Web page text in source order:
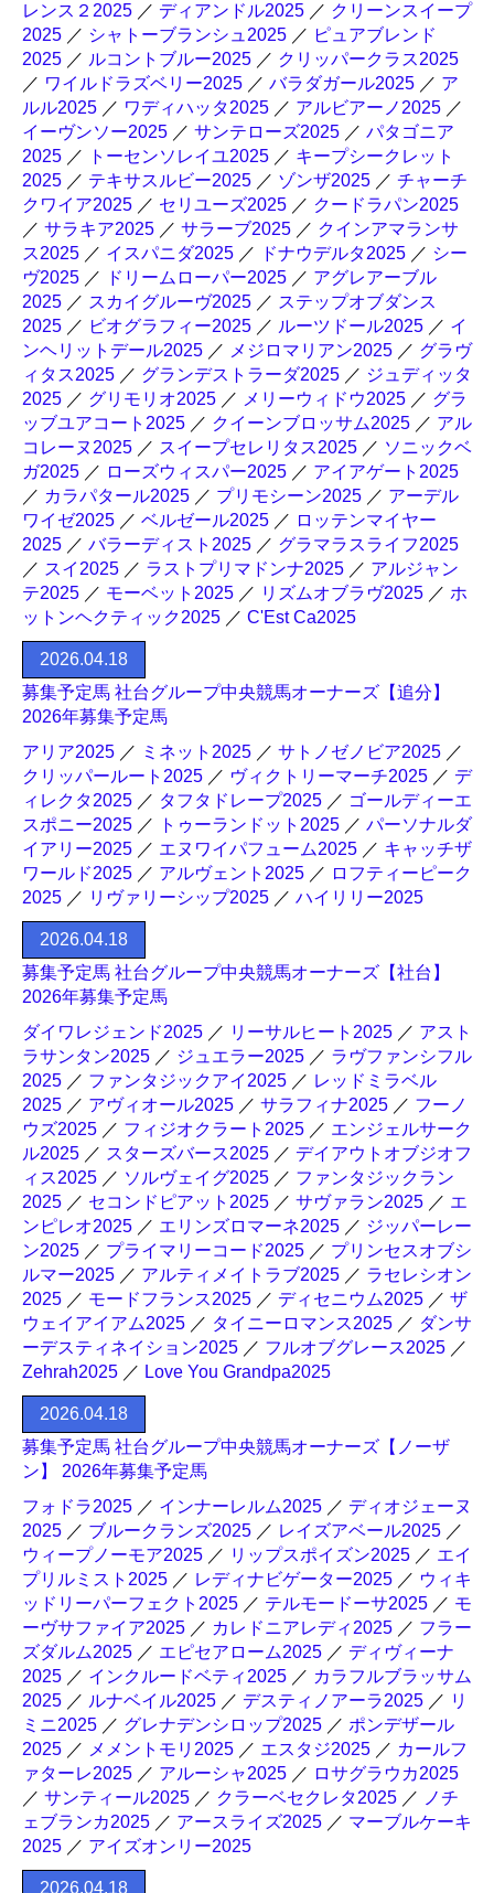
レンス２2025 ／ ディアンドル2025 ／ クリーンスイープ
2025 ／ シャトーブランシュ2025 ／ ピュアブレンド
2025 ／ ルコントブルー2025 ／ クリッパークラス2025
／ ワイルドラズベリー2025 ／ バラダガール2025 ／ ア
ルル2025 ／ ワディハッタ2025 ／ アルビアーノ2025 ／
イーヴンソー2025 ／ サンテローズ2025 ／ パタゴニア
2025 ／ トーセンソレイユ2025 ／ キープシークレット
2025 ／ テキサスルビー2025 ／ ゾンザ2025 ／ チャーチ
クワイア2025 ／ セリユーズ2025 ／ クードラパン2025
／ サラキア2025 ／ サラーブ2025 ／ クインアマランサ
ス2025 ／ イスパニダ2025 ／ ドナウデルタ2025 ／ シー
ヴ2025 ／ ドリームローパー2025 ／ アグレアーブル
2025 ／ スカイグルーヴ2025 ／ ステップオブダンス
2025 ／ ビオグラフィー2025 ／ ルーツドール2025 ／ イ
ンヘリットデール2025 ／ メジロマリアン2025 ／ グラヴ
ィタス2025 ／ グランデストラーダ2025 ／ ジュディッタ
2025 ／ グリモリオ2025 ／ メリーウィドウ2025 ／ グラ
ッブユアコート2025 ／ クイーンブロッサム2025 ／ アル
コレーヌ2025 ／ スイープセレリタス2025 ／ ソニックベ
ガ2025 ／ ローズウィスパー2025 ／ アイアゲート2025
／ カラパタール2025 ／ プリモシーン2025 ／ アーデル
ワイゼ2025 ／ ベルゼール2025 ／ ロッテンマイヤー
2025 ／ バラーディスト2025 ／ グラマラスライフ2025
／ スイ2025 ／ ラストプリマドンナ2025 ／ アルジャン
テ2025 ／ モーベット2025 ／ リズムオブラヴ2025 ／ ホ
ットンヘクティック2025 ／ C'Est Ca2025
2026.04.18
募集予定馬 社台グループ中央競馬オーナーズ【追分】
2026年募集予定馬
アリア2025 ／ ミネット2025 ／ サトノゼノビア2025 ／
クリッパールート2025 ／ ヴィクトリーマーチ2025 ／ デ
ィレクタ2025 ／ タフタドレープ2025 ／ ゴールディーエ
スポニー2025 ／ トゥーランドット2025 ／ パーソナルダ
イアリー2025 ／ エヌワイパフューム2025 ／ キャッチザ
ワールド2025 ／ アルヴェント2025 ／ ロフティーピーク
2025 ／ リヴァリーシップ2025 ／ ハイリリー2025
2026.04.18
募集予定馬 社台グループ中央競馬オーナーズ【社台】
2026年募集予定馬
ダイワレジェンド2025 ／ リーサルヒート2025 ／ アスト
ラサンタン2025 ／ ジュエラー2025 ／ ラヴファンシフル
2025 ／ ファンタジックアイ2025 ／ レッドミラベル
2025 ／ アヴィオール2025 ／ サラフィナ2025 ／ フーノ
ウズ2025 ／ フィジオクラート2025 ／ エンジェルサーク
ル2025 ／ スターズバース2025 ／ デイアウトオブジオフ
ィス2025 ／ ソルヴェイグ2025 ／ ファンタジックラン
2025 ／ セコンドピアット2025 ／ サヴァラン2025 ／ エ
ンピレオ2025 ／ エリンズロマーネ2025 ／ ジッパーレー
ン2025 ／ プライマリーコード2025 ／ プリンセスオブシ
ルマー2025 ／ アルティメイトラブ2025 ／ ラセレシオン
2025 ／ モードフランス2025 ／ ディセニウム2025 ／ ザ
ウェイアイアム2025 ／ タイニーロマンス2025 ／ ダンサ
ーデスティネイション2025 ／ フルオブグレース2025 ／
Zehrah2025 ／ Love You Grandpa2025
2026.04.18
募集予定馬 社台グループ中央競馬オーナーズ【ノーザ
ン】 2026年募集予定馬
フォドラ2025 ／ インナーレルム2025 ／ ディオジェーヌ
2025 ／ ブルークランズ2025 ／ レイズアベール2025 ／
ウィープノーモア2025 ／ リップスポイズン2025 ／ エイ
プリルミスト2025 ／ レディナビゲーター2025 ／ ウィキ
ッドリーパーフェクト2025 ／ テルモードーサ2025 ／ モ
ーヴサファイア2025 ／ カレドニアレディ2025 ／ フラー
ズダルム2025 ／ エピセアローム2025 ／ ディヴィーナ
2025 ／ インクルードベティ2025 ／ カラフルブラッサム
2025 ／ ルナベイル2025 ／ デスティノアーラ2025 ／ リ
ミニ2025 ／ グレナデンシロップ2025 ／ ポンデザール
2025 ／ メメントモリ2025 ／ エスタジ2025 ／ カールフ
ァターレ2025 ／ アルーシャ2025 ／ ロサグラウカ2025
／ サンティール2025 ／ クラーベセクレタ2025 ／ ノチ
ェブランカ2025 ／ アースライズ2025 ／ マーブルケーキ
2025 ／ アイズオンリー2025
2026.04.18